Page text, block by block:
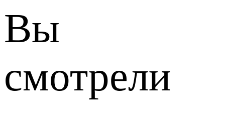
Вы
смотрели